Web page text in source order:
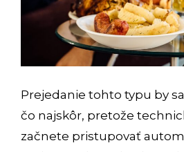
Prejedanie tohto typu by
čo najskôr, pretože
začnete pristupovať